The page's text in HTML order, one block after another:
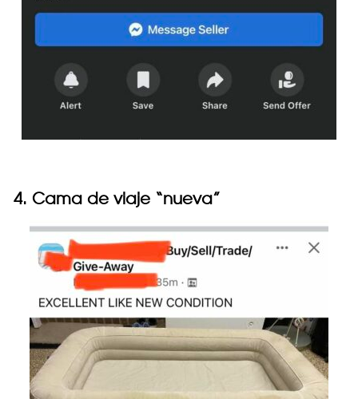
4. Cama de viaje “nueva”